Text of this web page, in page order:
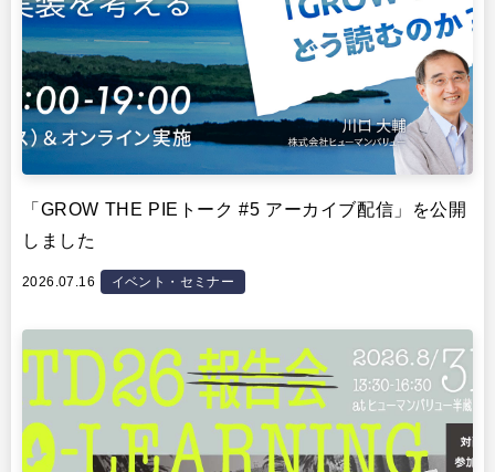
「GROW THE PIEトーク #5 アーカイブ配信」を公開
しました
2026.07.16 イベント・セミナー